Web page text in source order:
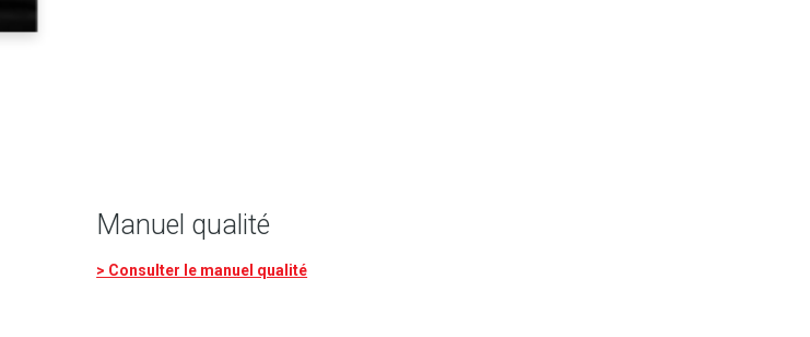
Manuel qualité
> Consulter le manuel qualité